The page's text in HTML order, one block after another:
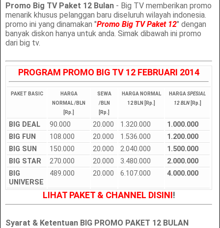
Promo Big TV Paket 12 Bulan - Big TV memberikan promo
menarik khusus pelanggan baru diseluruh wilayah indonesia.
promo ini yang dinamakan "Promo Big TV Paket 12" dengan
banyak diskon hanya untuk anda. Simak dibawah ini promo
dari big tv.
PROGRAM PROMO BIG TV 12 FEBRUARI 2014
PAKET BASIC
HARGA
NORMAL /BLN
[Rp.]
SEWA
/BLN
[Rp.]
HARGA NORMAL
12 BLN [Rp.]
HARGASPESIAL
12 BLN[Rp.]
BIG DEAL 90.000 20.000 1.320.000
1.000.000
BIG FUN
108.000 20.000 1.536.000
1.200.000
BIG SUN
150.000 20.000 2.040.000
1.500.000
BIG STAR
270.000 20.000 3.480.000
2.000.000
BIG
UNIVERSE
489.000 20.000 6.107.000 4.000.000
LIHAT PAKET & CHANNEL DISINI!
Syarat & Ketentuan BIG PROMO PAKET 12 BULAN